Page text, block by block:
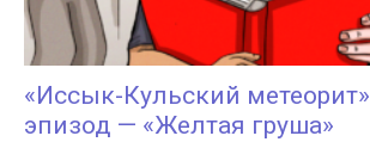
«Иссык-Кульский
эпизод — «Желтая груша»